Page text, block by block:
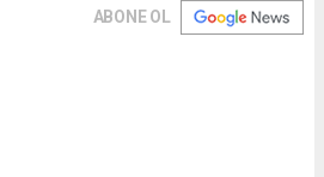
ABONE OL